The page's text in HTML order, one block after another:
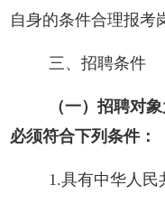
自身的条件合理报考
三、招聘条件
（一）招聘对
必须符合下列条件：
1.具有中华人民